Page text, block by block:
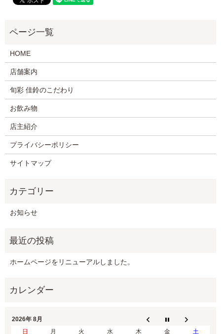
HOME
店舗案内
旬彩 佳鈴のこだわり
お飲み物
店主紹介
プライバシーポリシー
サイトマップ
お知らせ
ホームページをリニューアルしました。
2026年 8月
日
月 火 水 木 金 土